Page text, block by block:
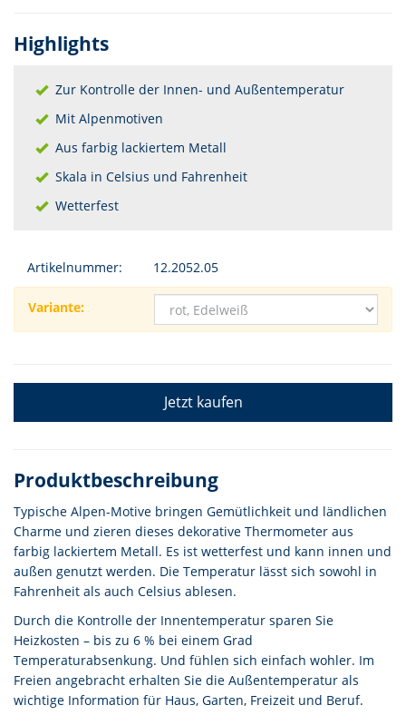
Highlights
Zur Kontrolle der Innen- und Außentemperatur
Mit Alpenmotiven
Aus farbig lackiertem Metall
Skala in Celsius und Fahrenheit
Wetterfest
Artikelnummer: 12.2052.05
Variante:
Jetzt kaufen
Produktbeschreibung
Typische Alpen-Motive bringen Gemütlichkeit und ländlichen
Charme und zieren dieses dekorative Thermometer aus
farbig lackiertem Metall. Es ist wetterfest und kann innen und
außen genutzt werden. Die Temperatur lässt sich sowohl in
Fahrenheit als auch Celsius ablesen.
Durch die Kontrolle der Innentemperatur sparen Sie
Heizkosten – bis zu 6 % bei einem Grad
Temperaturabsenkung. Und fühlen sich einfach wohler. Im
Freien angebracht erhalten Sie die Außentemperatur als
wichtige Information für Haus, Garten, Freizeit und Beruf.